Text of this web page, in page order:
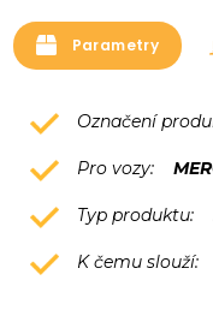
Parametry
Označení
Pro vozy:
Typ produktu:
K čemu slouží: